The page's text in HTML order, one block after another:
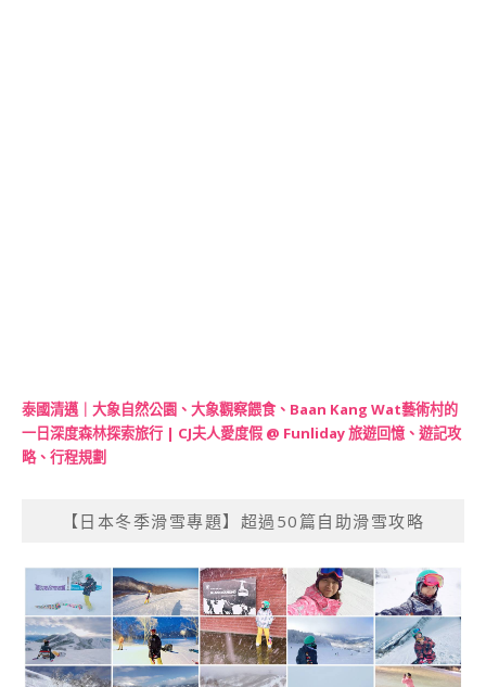
泰國清邁｜大象自然公園、大象觀察餵食、Baan Kang Wat藝術村的
一日深度森林探索旅行 | CJ夫人愛度假 @ Funliday 旅遊回憶、遊記攻
略、行程規劃
【日本冬季滑雪專題】超過50篇自助滑雪攻略